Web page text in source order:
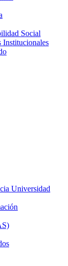
Social
Institucionales
Universidad